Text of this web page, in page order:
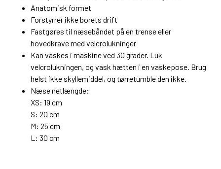
Anatomisk formet
Forstyrrer ikke borets drift
Fastgøres til næsebåndet på en trense eller
hovedkrave med velcrolukninger
Kan vaskes i maskine ved 30 grader. Luk
velcrolukningen, og vask hætten i en vaskepose. Brug
helst ikke skyllemiddel, og tørretumble den ikke.
Næse netlængde:
XS: 19 cm
S: 20 cm
M: 25 cm
L: 30 cm